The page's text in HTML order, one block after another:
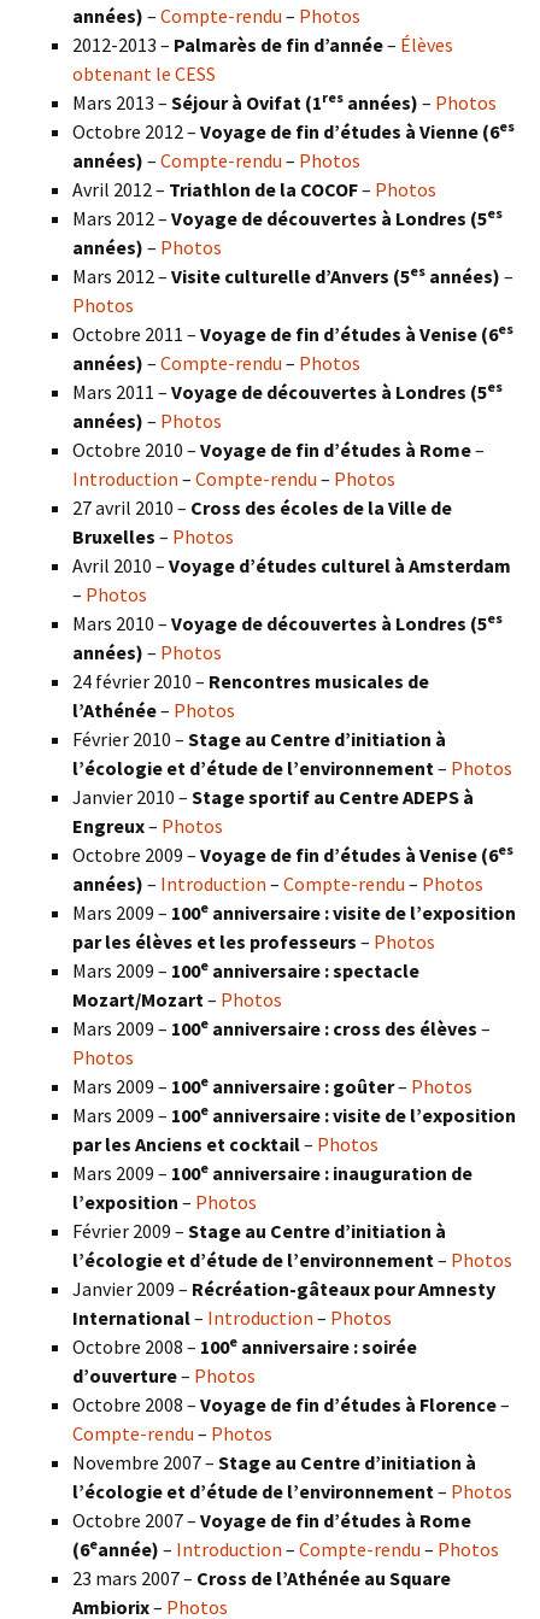
années) – Compte-rendu – Photos
2012-2013 – Palmarès de fin d’année– Élèves
obtenant le CESS
Mars 2013 – Séjour à Ovifat (1res années) – Photos
Octobre 2012 – Voyage de fin d’études à Vienne (6es
années) – Compte-rendu – Photos
Avril 2012 – Triathlon de la COCOF– Photos
Mars 2012 – Voyage de découvertes à Londres (5es
années) – Photos
Mars 2012 – Visite culturelle d’Anvers (5es années) –
Photos
Octobre 2011 – Voyage de fin d’études à Venise (6es
années) – Compte-rendu – Photos
Mars 2011 – Voyage de découvertes à Londres (5es
années) – Photos
Octobre 2010 – Voyage de fin d’études à Rome–
Introduction – Compte-rendu – Photos
27 avril 2010 – Cross des écoles de la Ville de
Bruxelles – Photos
Avril 2010 – Voyage d’études culturel à Amsterdam
– Photos
Mars 2010 – Voyage de découvertes à Londres (5es
années) – Photos
24 février 2010 – Rencontres musicales de
l’Athénée– Photos
Février 2010 – Stage au Centre d’initiation à
l’écologie et d’étude de l’environnement – Photos
Janvier 2010 – Stage sportif au Centre ADEPS à
Engreux– Photos
Octobre 2009 – Voyage de fin d’études à Venise (6es
années) – Introduction – Compte-rendu – Photos
Mars 2009 – 100e anniversaire : visite de l’exposition
par les élèves et les professeurs – Photos
Mars 2009 – 100e anniversaire : spectacle
Mozart/Mozart – Photos
Mars 2009 – 100e anniversaire : cross des élèves –
Photos
Mars 2009 – 100e anniversaire : goûter– Photos
Mars 2009 – 100e anniversaire : visite de l’exposition
par les Anciens et cocktail– Photos
Mars 2009 – 100e anniversaire : inauguration de
l’exposition – Photos
Février 2009 – Stage au Centre d’initiation à
l’écologie et d’étude de l’environnement – Photos
Janvier 2009 – Récréation-gâteaux pour Amnesty
International– Introduction – Photos
Octobre 2008 – 100e anniversaire : soirée
d’ouverture– Photos
Octobre 2008 – Voyage de fin d’études à Florence–
Compte-rendu – Photos
Novembre 2007 – Stage au Centre d’initiation à
l’écologie et d’étude de l’environnement – Photos
Octobre 2007 – Voyage de fin d’études à Rome
(6eannée) – Introduction – Compte-rendu – Photos
23 mars 2007 – Cross de l’Athénée au Square
Ambiorix– Photos